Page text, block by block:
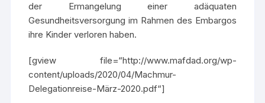
der Ermangelung einer adäquaten
Gesundheitsversorgung im Rahmen des Embargos
ihre Kinder verloren haben.
[gview file=“http://www.mafdad.org/wp-
content/uploads/2020/04/Machmur-
Delegationreise-März-2020.pdf“]